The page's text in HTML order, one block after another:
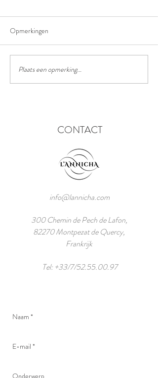
Het chinees lantaarn festival
Opmerkingen
Plaats een opmerking...
CONTACT
info@lannicha.com
300 Chemin de Pech de Lafon,
82270 Montpezat de Quercy,
Frankrijk
Tel: +33/7/52.55.00.97